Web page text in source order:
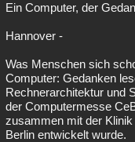
Ein Computer, der
Hannover -
Was Menschen sich
Computer: Gedanken
Rechnerarchitektur und
der Computermesse
zusammen mit der
Berlin entwickelt wurde.